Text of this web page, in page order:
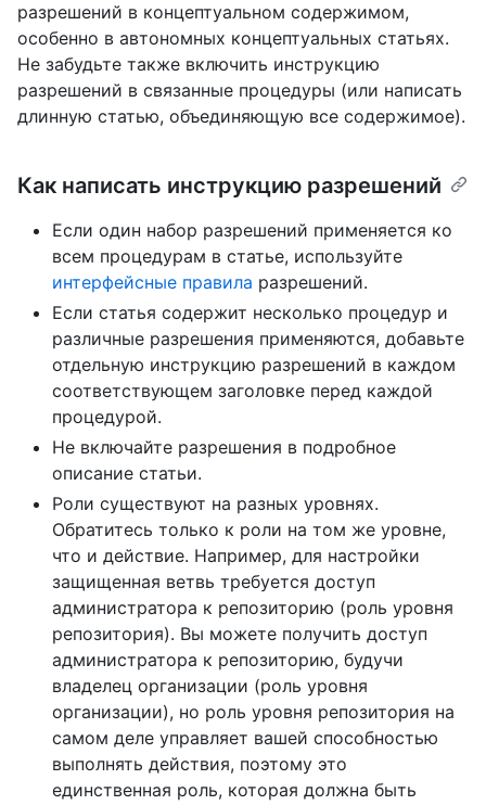
разрешений в концептуальном содержимом,
особенно в автономных концептуальных статьях.
Не забудьте также включить инструкцию
разрешений в связанные процедуры (или написать
длинную статью, объединяющую все содержимое).
Как написать инструкцию разрешений
Если один набор разрешений применяется ко
всем процедурам в статье, используйте
интерфейсные правила разрешений.
Если статья содержит несколько процедур и
различные разрешения применяются, добавьте
отдельную инструкцию разрешений в каждом
соответствующем заголовке перед каждой
процедурой.
Не включайте разрешения в подробное
описание статьи.
Роли существуют на разных уровнях.
Обратитесь только к роли на том же уровне,
что и действие. Например, для настройки
защищенная ветвь требуется доступ
администратора к репозиторию (роль уровня
репозитория). Вы можете получить доступ
администратора к репозиторию, будучи
владелец организации (роль уровня
организации), но роль уровня репозитория на
самом деле управляет вашей способностью
выполнять действия, поэтому это
единственная роль, которая должна быть